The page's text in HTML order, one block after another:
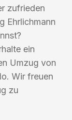
zufrieden
Ehrlichmann
ein
Umzug von
Wir freuen
zu